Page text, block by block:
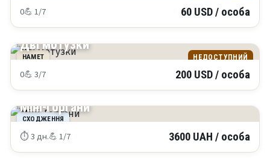
0💪 1/7 60 USD / особа
НЕДОСТУПНИЙ
НАМЕТ
КРИМ
Дві мотузки
0💪 3/7 200 USD / особа
СХОДЖЕННЯ
КАРПАТИ
Міні-Горгани
⏱ 3 дн.💪 1/7 3600 UAH / особа
КАРПАТИ